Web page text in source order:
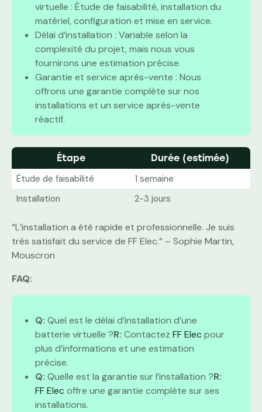
virtuelle : Étude de faisabilité, installation du
matériel, configuration et mise en service.
Délai d’installation : Variable selon la
complexité du projet, mais nous vous
fournirons une estimation précise.
Garantie et service après-vente : Nous
offrons une garantie complète sur nos
installations et un service après-vente
réactif.
Étape Durée (estimée)
Étude de faisabilité
1 semaine
Installation
2-3 jours
“L’installation a été rapide et professionnelle. Je suis
très satisfait du service de FF Elec.” – Sophie Martin,
Mouscron
FAQ:
Q: Quel est le délai d’installation d’une
batterie virtuelle ?R: Contactez FF Elecpour
plus d’informations et une estimation
précise.
Q: Quelle est la garantie sur l’installation ?R:
FF Elecoffre une garantie complète sur ses
installations.